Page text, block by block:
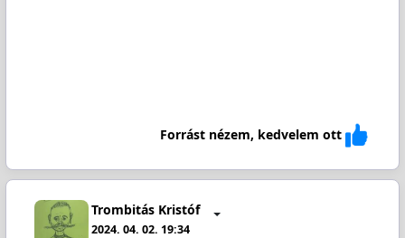
Forrást nézem, kedvelem ott
Trombitás Kristóf
2024. 04. 02. 19:34